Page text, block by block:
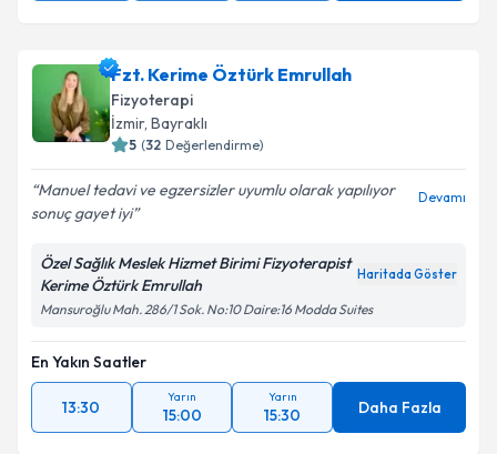
Fzt. Kerime Öztürk Emrullah
Fizyoterapi
İzmir, Bayraklı
5 (32 Değerlendirme)
Manuel tedavi ve egzersizler uyumlu olarak yapılıyor
sonuç gayet iyi
Devamı
Özel Sağlık Meslek Hizmet Birimi Fizyoterapist
Kerime Öztürk Emrullah
Haritada Göster
Mansuroğlu Mah. 286/1 Sok. No:10 Daire:16 Modda Suites
En Yakın Saatler
13:30
Yarın
15:00
Yarın
15:30 Daha Fazla